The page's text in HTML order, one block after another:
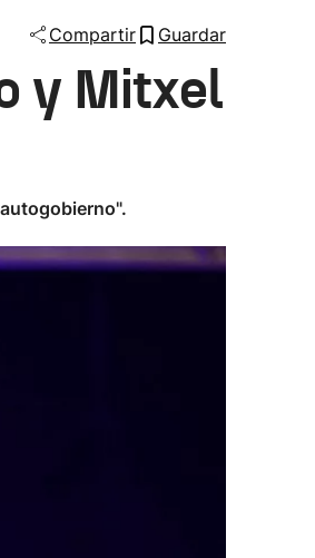
Lo último
Compartir Guardar
y Mitxel